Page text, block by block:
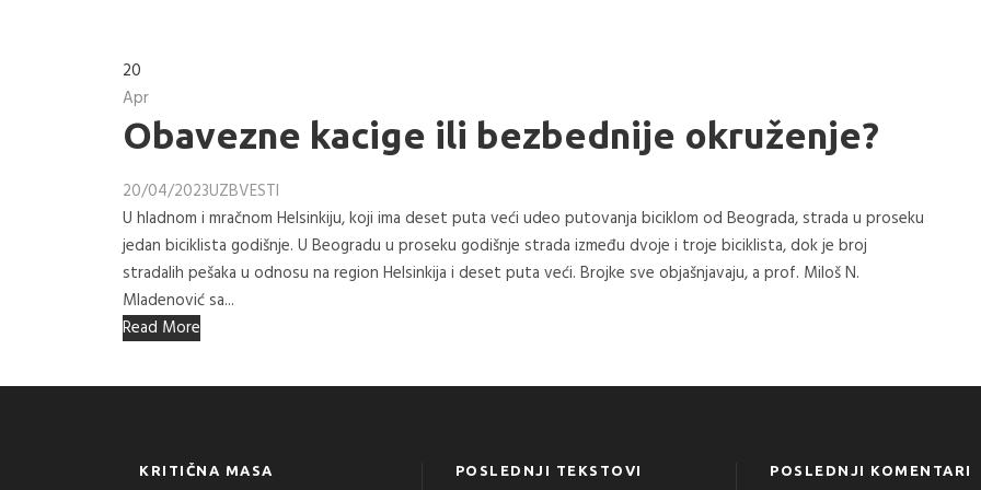
20
Apr
Obavezne kacige ili bezbednije okruženje?
20/04/2023UZBVESTI
U hladnom i mračnom Helsinkiju, koji ima deset puta veći udeo putovanja biciklom od Beograda, strada u proseku
jedan biciklista godišnje. U Beogradu u proseku godišnje strada između dvoje i troje biciklista, dok je broj
stradalih pešaka u odnosu na region Helsinkija i deset puta veći. Brojke sve objašnjavaju, a prof. Miloš N.
Mladenović sa...
Read More
KRITIČNA MASA POSLEDNJI TEKSTOVI POSLEDNJI KOMENTARI